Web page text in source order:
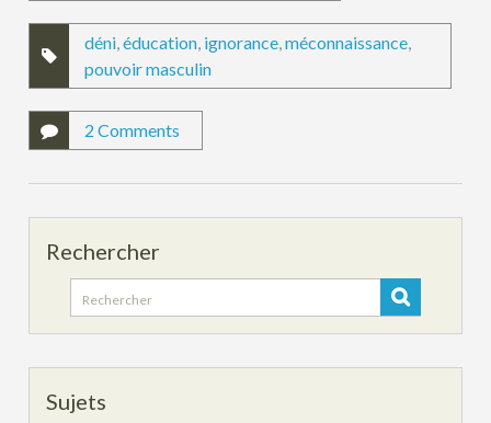
déni,éducation, ignorance,méconnaissance,
pouvoir masculin
2 Comments
Rechercher
Search
for:
Sujets